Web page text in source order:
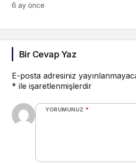
6 ay önce
Bir Cevap Yaz
E-posta adresiniz
* ile işaretlenmişlerdir
YORUMUNUZ *